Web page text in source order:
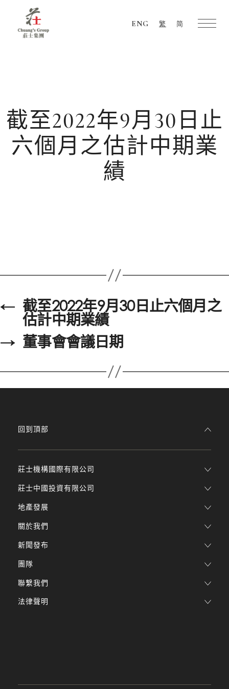
ENG 繁 简
截至2022年9月30日止
六個月之估計中期業
績
← 截至2022年9月30日止六個月之
估計中期業績
→ 董事會會議日期
莊士機構國際有限公司
莊士中國投資有限公司
地產發展
關於我們
新聞發布
團隊
回到頂部
聯繫我們
法律聲明